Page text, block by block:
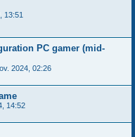
13:51
PC gamer (mid-
2024, 02:26
14:52